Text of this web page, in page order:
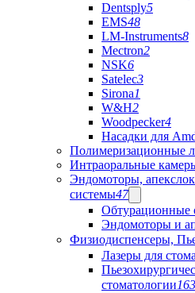
Dentsply5
EMS48
LM-Instruments8
Mectron2
NSK6
Satelec3
Sirona1
W&H2
Woodpecker4
Насадки для
Полимеризационные
Интраоральные
Эндомоторы,
системы47
Обтурационные
Эндомоторы и
Физиодиспенсеры,
Лазеры для
стоматологии163